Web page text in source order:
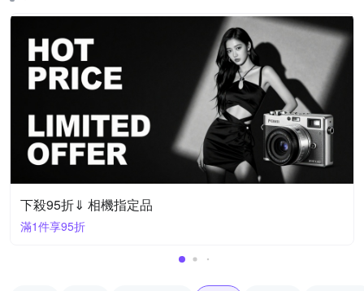
下殺95折⇓ 相機指定品
滿1件享95折